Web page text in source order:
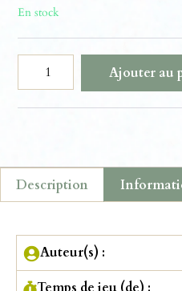
En stock
Ajouter au
Description
Auteur(s) :